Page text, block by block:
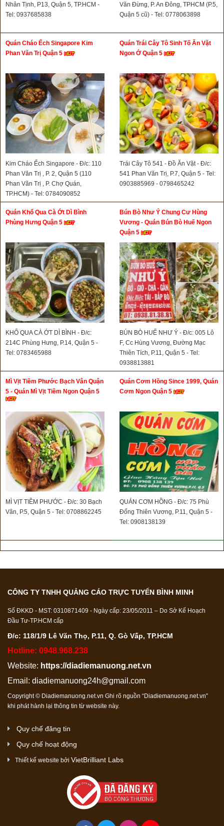
Nhân Tịnh, P13, Quận 5, TP.HCM -
Tel: 0937685838
Văn Đừng, P. An Đông, TPHCM (P.5,
Quận 5 cũ) - Tel: 0778063898
Quán Cháo Ếch Singapore Kim
Phan Văn Trị Quận 5
Kim Cháo Ếch Singapore - Đ/c: 110
Phan Văn Trị , P. 2, Quận 5 (110
Phan Văn Trị , P. Chợ Quán,
TP.HCM) - Tel: 0784090852
Quán Trái Cây Tô Sinh Tố Ăn Vặt
Ngon Ở Quận 5
Trái Cây Tô 541 - Đồ Ăn Vặt - Đ/c:
541 Phan Văn Trị, P.7, Quận 5 - Tel:
0903885969 - 0798465242
Quán Khổ Qua Cà Ớt Dì Bình
Phùng Hưng Quận 5
KHỔ QUA CÀ ỚT DÌ BÌNH - Đ/c:
214C Phùng Hưng, P.14, Quận 5 -
Tel: 0783465988
Bún Bò Như Ý Chung Cư Hùng
Vương - Quán Bún Bò Huế Ngon
Quận 5
BÚN BÒ HUẾ NHƯ Ý - Đ/c: 005 Lô
F, Cc Hùng Vương, Đường Mạc
Thiên Tích, P.11, Quận 5 - Tel:
0938813881
Mì Vịt Tiềm Phước Bạch Vân Quận
5 - Quán Mì Vịt Tiềm Ngon Quận 5
MÌ VỊT TIỀM PHƯỚC - Đ/c: 30 Bạch
Vân, P.5, Quận 5 - Tel: 0708862245
Quán Cơm Hồng Since 1999, Quán
Cơm Ngon Quận 5
QUÁN CƠM HỒNG - Đ/c: 75 Phù
Đổng Thiên Vương, P.11, Quận 5 -
Tel: 0908138139
CÔNG TY TNHH QUẢNG CÁO TRỰC TUYẾN BÌNH MINH
Số ĐKKD - MST: 0310871409 - Ngày cấp: 23/05/2011 – Do Sở Kế Hoạch
Đầu Tư-TP.HCM cấp
Đ/c: 118/1/9 Lê Văn Thọ, P.11, Q. Gò Vấp, TP.HCM
Hotline: 0948.968.238
Website: https://diadiemanuong.net.vn
Email: diadiemanuong24h@gmail.com
Copyright © Diadiemanuong.net.vn Ghi rõ nguồn “Diadiemanuong.net.vn”
khi phát hành lại thông tin từ website này.
Quy chế đăng tin
Quy chế hoạt động
Thiết kế website bởi VietBrilliant Labs